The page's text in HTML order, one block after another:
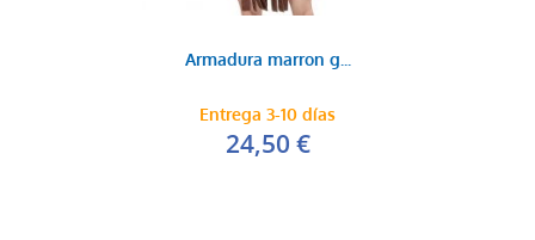
Armadura marron g...
Entrega 3-10 días
24,50 €